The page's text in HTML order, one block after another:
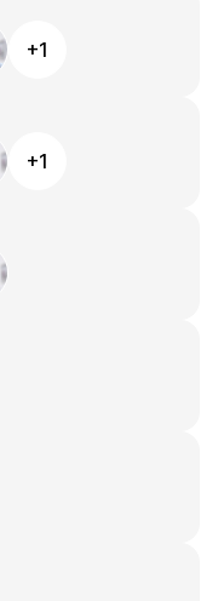
+1
+1